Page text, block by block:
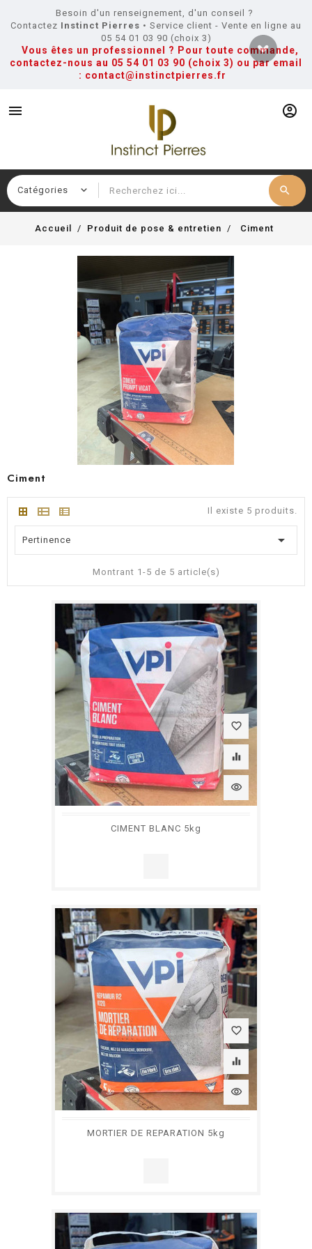
Besoin d'un renseignement, d'un conseil ?
Contactez Instinct Pierres • Service client - Vente en ligne au
05 54 01 03 90 (choix 3)
Vous êtes un professionnel ? Pour toute commande,
contactez-nous au 05 54 01 03 90 (choix 3) ou par email
: contact@instinctpierres.fr
menu account_circle
search
Accueil Produit de pose & entretien Ciment
Ciment
Il existe 5 produits.
Pertinence 
Montrant 1-5 de 5 article(s)
favorite_border
equalizer
visibility
CIMENT BLANC 5kg
favorite_border
equalizer
visibility
MORTIER DE REPARATION 5kg